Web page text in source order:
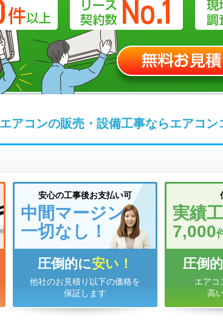
アコンの販売・設備工事ならエアコン
安心の工事後お支払い可
中間マージン
一切なし！
圧倒的に安い！
他社のお見積り以下の価格を
保証します
実績
7,000
圧倒
エアコ
高